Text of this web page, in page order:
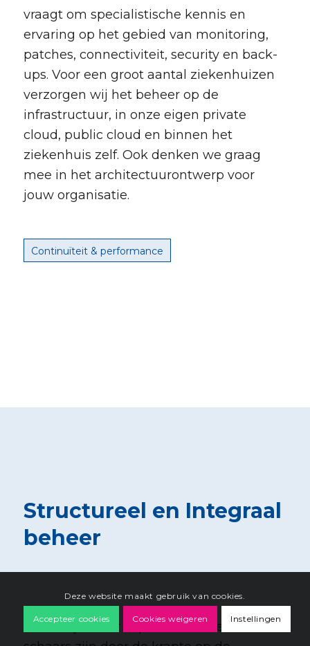
vraagt om specialistische kennis en
ervaring op het gebied van monitoring,
patches, connectiviteit, security en back-
ups. Voor een groot aantal ziekenhuizen
verzorgen wij het beheer op de
infrastructuur, in onze eigen private
cloud, public cloud en binnen het
ziekenhuis zelf. Ook denken we graag
mee in het architectuurontwerp voor
jouw organisatie.
Continuïteit & performance
Structureel en Integraal
beheer
In een tijd waar capaciteit en kennis
Deze website maakt gebruik van cookies.
Accepteer cookies Cookies weigeren Instellingen